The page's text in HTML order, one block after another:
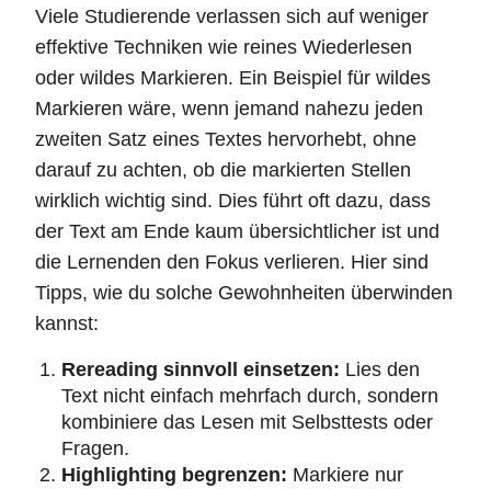
Viele Studierende verlassen sich auf weniger
effektive Techniken wie reines Wiederlesen
oder wildes Markieren. Ein Beispiel für wildes
Markieren wäre, wenn jemand nahezu jeden
zweiten Satz eines Textes hervorhebt, ohne
darauf zu achten, ob die markierten Stellen
wirklich wichtig sind. Dies führt oft dazu, dass
der Text am Ende kaum übersichtlicher ist und
die Lernenden den Fokus verlieren. Hier sind
Tipps, wie du solche Gewohnheiten überwinden
kannst:
Rereading sinnvoll einsetzen: Lies den
Text nicht einfach mehrfach durch, sondern
kombiniere das Lesen mit Selbsttests oder
Fragen.
Highlighting begrenzen: Markiere nur